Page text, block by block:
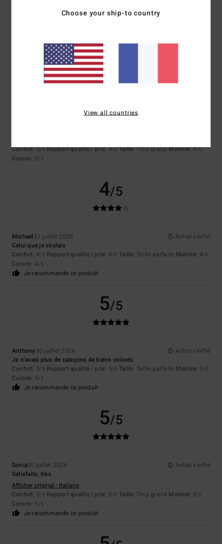
Afficher original - Castellano
4
Confort: 5/5 Rapport qualité / prix: 4/5 Taille: Trop grandMatière: 4/5
Coloris: 5/5
4/5
Michael31 juillet 2026
Achat vérifié
Celui que je voulais
Confort: 4/5 Rapport qualité / prix: 4/5 Taille: Taille parfaite Matière: 4/5
Coloris: 4/5
Je recommande ce produit
5/5
Anthony30 juillet 2026
Achat vérifié
Je n'avais plus de caleçons de bains colorés
Confort: 5/5 Rapport qualité / prix: 5/5 Taille: Taille parfaite Matière: 5/5
Coloris: 5/5
Je recommande ce produit
5/5
Sonia30 juillet 2026
Achat vérifié
Satisfaite, très
Afficher original - Italiano
Confort: 5/5 Rapport qualité / prix: 5/5 Taille: Trop grand Matière: 5/5
Coloris: 5/5
Je recommande ce produit
Choose your ship-to country
View all countries